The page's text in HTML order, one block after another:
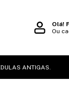
Olá!
Ou
ANTIGAS.